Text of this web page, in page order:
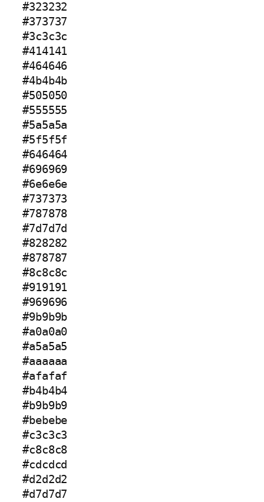
#323232
#373737
#3c3c3c
#414141
#464646
#4b4b4b
#505050
#555555
#5a5a5a
#5f5f5f
#646464
#696969
#6e6e6e
#737373
#787878
#7d7d7d
#828282
#878787
#8c8c8c
#919191
#969696
#9b9b9b
#a0a0a0
#a5a5a5
#aaaaaa
#afafaf
#b4b4b4
#b9b9b9
#bebebe
#c3c3c3
#c8c8c8
#cdcdcd
#d2d2d2
#d7d7d7